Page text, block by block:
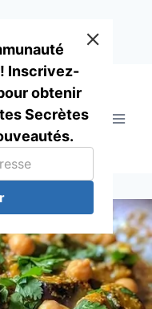
! Inscrivez-
obtenir
Secrètes